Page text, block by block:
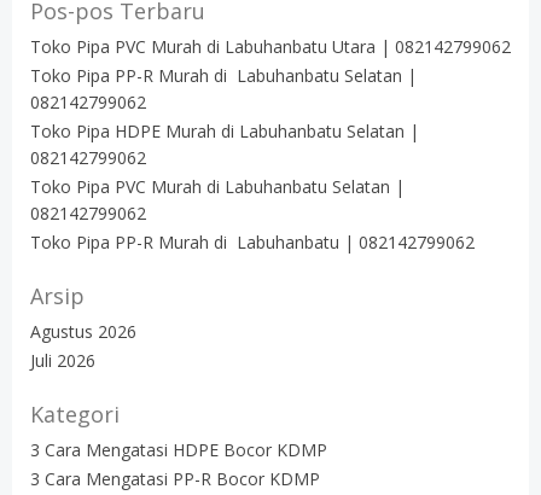
Pos-pos Terbaru
Toko Pipa PVC Murah di Labuhanbatu Utara | 082142799062
Toko Pipa PP-R Murah di Labuhanbatu Selatan |
082142799062
Toko Pipa HDPE Murah di Labuhanbatu Selatan |
082142799062
Toko Pipa PVC Murah di Labuhanbatu Selatan |
082142799062
Toko Pipa PP-R Murah di Labuhanbatu | 082142799062
Arsip
Agustus 2026
Juli 2026
Kategori
3 Cara Mengatasi HDPE Bocor KDMP
3 Cara Mengatasi PP-R Bocor KDMP